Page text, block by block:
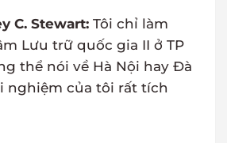
C. Stewart: Tôi chỉ làm
Lưu trữ quốc gia II ở TP
thể nói về Hà Nội hay Đà
nghiệm của tôi rất tích